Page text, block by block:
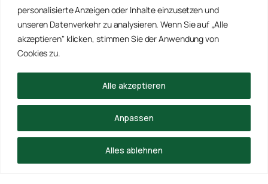
personalisierte Anzeigen oder Inhalte einzusetzen und
unseren Datenverkehr zu analysieren. Wenn Sie auf „Alle
akzeptieren" klicken, stimmen Sie der Anwendung von
Cookies zu.
Anpassen
Alles ablehnen
Alle akzeptieren
EMPFOHLENE PARTNER
WinRei24 Dienstleistungen
Winterdienst Profi NRW
Winterdienst Niedersachsen
Winterdienst Hansa
Winterdienst Freitag
© 2026 Schädlingsbekämpfung Kraft · Alle Rechte vorbehalten